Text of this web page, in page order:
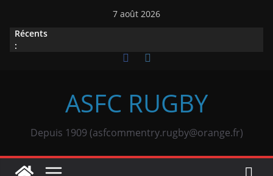
contenu
7 août 2026
Récents
:
ASFC RUGBY
Depuis 1909 (asfcommentry.rugby@orange.fr)